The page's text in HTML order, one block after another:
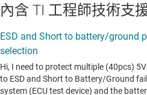
內含 TI 工程師技術支